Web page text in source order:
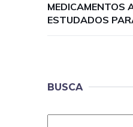
MEDICAMENTOS
ESTUDADOS
BUSCA